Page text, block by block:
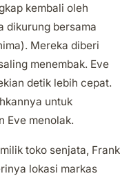
kembali oleh
dikurung bersama
Mereka diberi
menembak. Eve
detik lebih cepat.
untuk
Eve menolak.
toko senjata, Frank
lokasi markas